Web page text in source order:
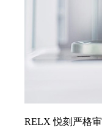
RELX 悦刻严格